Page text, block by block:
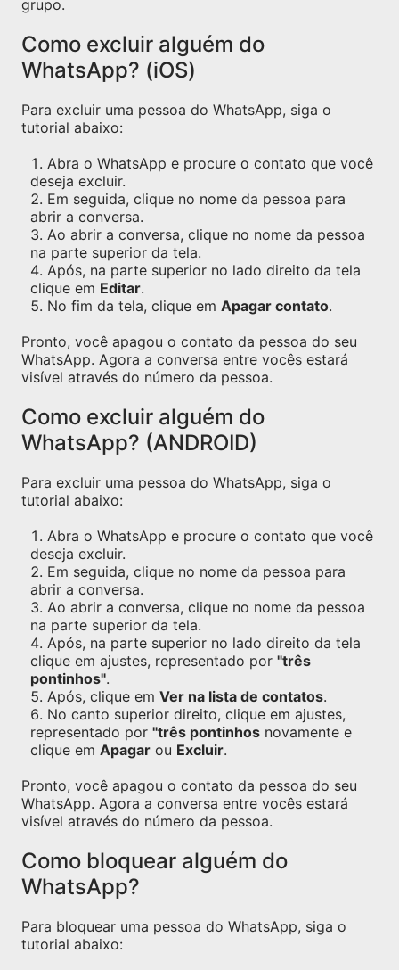
grupo.
Como excluir alguém do
WhatsApp? (iOS)
Para excluir uma pessoa do WhatsApp, siga o
tutorial abaixo:
Abra o WhatsApp e procure o contato que você
deseja excluir.
Em seguida, clique no nome da pessoa para
abrir a conversa.
Ao abrir a conversa, clique no nome da pessoa
na parte superior da tela.
Após, na parte superior no lado direito da tela
clique em Editar.
No fim da tela, clique em Apagar contato.
Pronto, você apagou o contato da pessoa do seu
WhatsApp. Agora a conversa entre vocês estará
visível através do número da pessoa.
Como excluir alguém do
WhatsApp? (ANDROID)
Para excluir uma pessoa do WhatsApp, siga o
tutorial abaixo:
Abra o WhatsApp e procure o contato que você
deseja excluir.
Em seguida, clique no nome da pessoa para
abrir a conversa.
Ao abrir a conversa, clique no nome da pessoa
na parte superior da tela.
Após, na parte superior no lado direito da tela
clique em ajustes, representado por "três
pontinhos".
Após, clique em Ver na lista de contatos.
No canto superior direito, clique em ajustes,
representado por "três pontinhos novamente e
clique em Apagar ou Excluir.
Pronto, você apagou o contato da pessoa do seu
WhatsApp. Agora a conversa entre vocês estará
visível através do número da pessoa.
Como bloquear alguém do
WhatsApp?
Para bloquear uma pessoa do WhatsApp, siga o
tutorial abaixo: